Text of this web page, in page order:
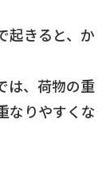
起きると、か
は、荷物の重
なりやすくな